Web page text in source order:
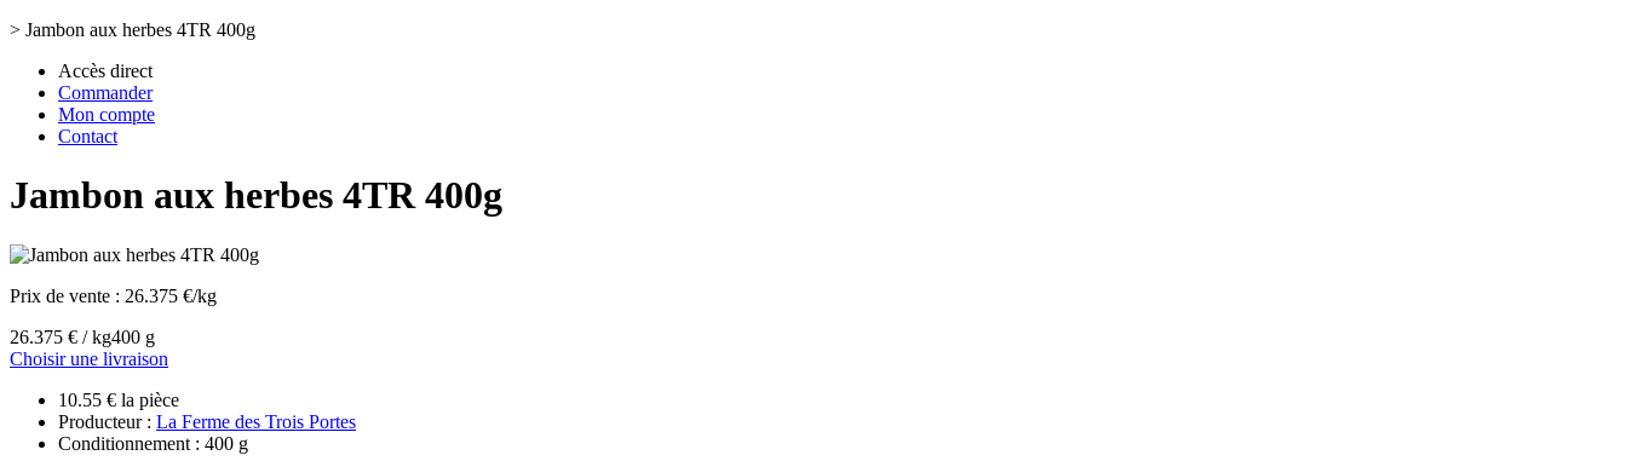
> Jambon aux herbes 4TR 400g
Accès direct
Commander
Mon compte
Contact
Jambon aux herbes 4TR 400g
Prix de vente : 26.375 €/kg
26.375 € / kg400 g
Choisir une livraison
10.55 € la pièce
Producteur : La Ferme des Trois Portes
Conditionnement : 400 g